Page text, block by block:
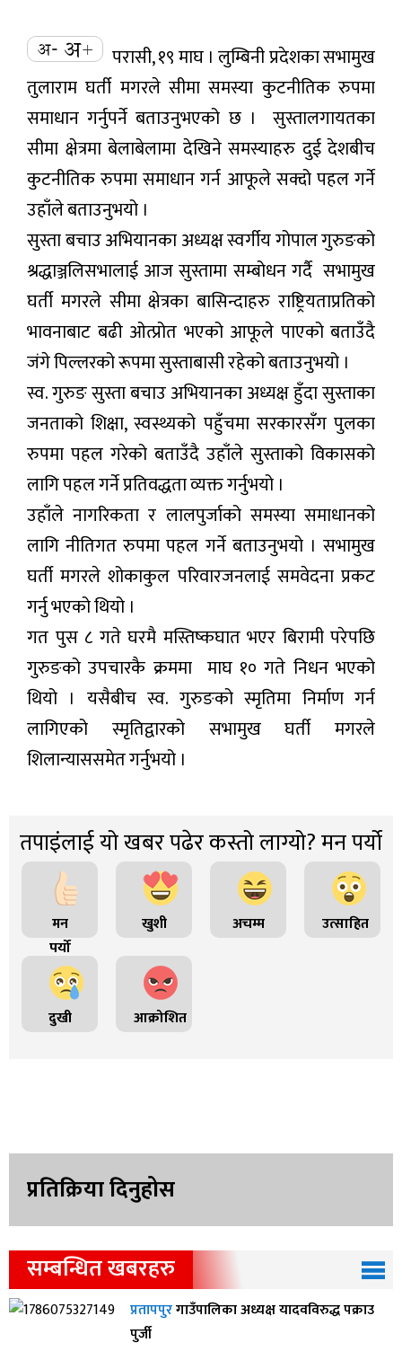
परासी, १९ माघ । लुम्बिनी प्रदेशका सभामुख
तुलाराम घर्ती मगरले सीमा समस्या कुटनीतिक रुपमा
समाधान गर्नुपर्ने बताउनुभएको छ । सुस्तालगायतका
सीमा क्षेत्रमा बेलाबेलामा देखिने समस्याहरु दुई देशबीच
कुटनीतिक रुपमा समाधान गर्न आफूले सक्दो पहल गर्ने
उहाँले बताउनुभयो ।
सुस्ता बचाउ अभियानका अध्यक्ष स्वर्गीय गोपाल गुरुङको
श्रद्धाञ्जलिसभालाई आज सुस्तामा सम्बोधन गर्दै सभामुख
घर्ती मगरले सीमा क्षेत्रका बासिन्दाहरु राष्ट्रियताप्रतिको
भावनाबाट बढी ओत्प्रोत भएको आफूले पाएको बताउँदै
जंगे पिल्लरको रूपमा सुस्ताबासी रहेको बताउनुभयो ।
स्व. गुरुङ सुस्ता बचाउ अभियानका अध्यक्ष हुँदा सुस्ताका
जनताको शिक्षा, स्वस्थ्यको पहुँचमा सरकारसँग पुलका
रुपमा पहल गरेको बताउँदै उहाँले सुस्ताको विकासको
लागि पहल गर्ने प्रतिवद्धता व्यक्त गर्नुभयो ।
उहाँले नागरिकता र लालपुर्जाको समस्या समाधानको
लागि नीतिगत रुपमा पहल गर्ने बताउनुभयो । सभामुख
घर्ती मगरले शोकाकुल परिवारजनलाई समवेदना प्रकट
गर्नु भएको थियो ।
गत पुस ८ गते घरमै मस्तिष्कघात भएर बिरामी परेपछि
गुरुङको उपचारकै क्रममा माघ १० गते निधन भएको
थियो । यसैबीच स्व. गुरुङको स्मृतिमा निर्माण गर्न
लागिएको स्मृतिद्वारको सभामुख घर्ती मगरले
शिलान्याससमेत गर्नुभयो ।
तपाइंलाई यो खबर पढेर कस्तो लाग्यो? मन पर्यो
मन
पर्यो
खुशी अचम्म उत्साहित
दुखी आक्रोशित
प्रतिक्रिया दिनुहोस
सम्बन्धित खबरहरु
प्रतापपुरगाउँपालिका अध्यक्ष यादवविरुद्ध पक्राउ
पुर्जी